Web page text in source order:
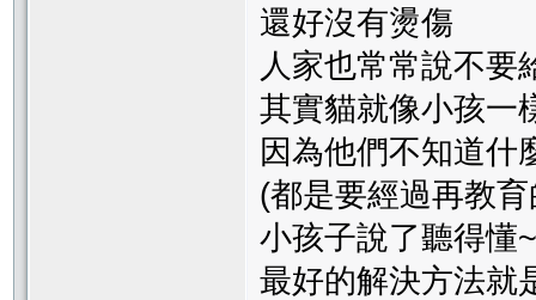
還好沒有燙傷
人家也常常說不要
其實貓就像小孩一
因為他們不知道什
(都是要經過再教
小孩子說了聽得懂
最好的解決方法就